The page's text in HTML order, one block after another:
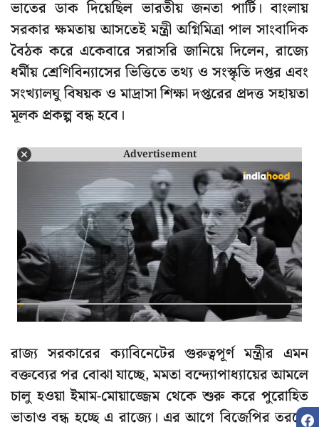
ভাতের ডাক দিয়েছিল ভারতীয় জনতা পার্টি। বাংলায়
সরকার ক্ষমতায় আসতেই মন্ত্রী অগ্নিমিত্রা পাল সাংবাদিক
বৈঠক করে একেবারে সরাসরি জানিয়ে দিলেন, রাজ্যে
ধর্মীয় শ্রেণিবিন্যাসের ভিত্তিতে তথ্য ও সংস্কৃতি দপ্তর এবং
সংখ্যালঘু বিষয়ক ও মাদ্রাসা শিক্ষা দপ্তরের প্রদত্ত সহায়তা
মূলক প্রকল্প বন্ধ হবে।
Advertisement
রাজ্য সরকারের ক্যাবিনেটের গুরুত্বপূর্ণ মন্ত্রীর এমন
বক্তব্যের পর বোঝা যাচ্ছে, মমতা বন্দ্যোপাধ্যায়ের আমলে
চালু হওয়া ইমাম-মোয়াজ্জেম থেকে শুরু করে পুরোহিত
ভাতাও বন্ধ হচ্ছে এ রাজ্যে। এর আগে বিজেপির তরফে